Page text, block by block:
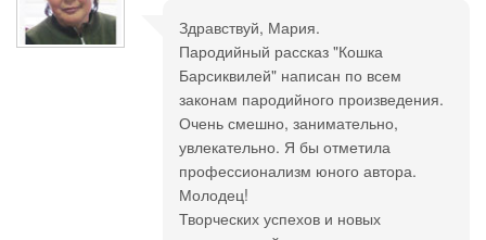
Здравствуй, Мария.
Пародийный рассказ "Кошка
Барсиквилей" написан по всем
законам пародийного произведения.
Очень смешно, занимательно,
увлекательно. Я бы отметила
профессионализм юного автора.
Молодец!
Творческих успехов и новых